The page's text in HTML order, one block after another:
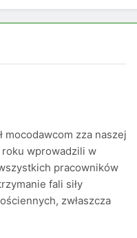
i minimalne
a kiedy czarno-białe?
mocodawcom zza naszej
roku wprowadzili w
pracowników
fali siły
zwłaszcza